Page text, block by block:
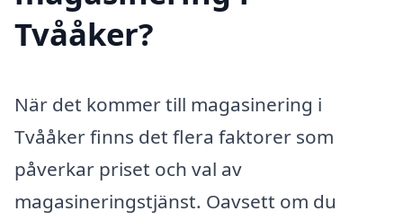
Tvååker?
När det kommer till magasinering i
Tvååker finns det flera faktorer som
påverkar priset och val av
magasineringstjänst. Oavsett om du